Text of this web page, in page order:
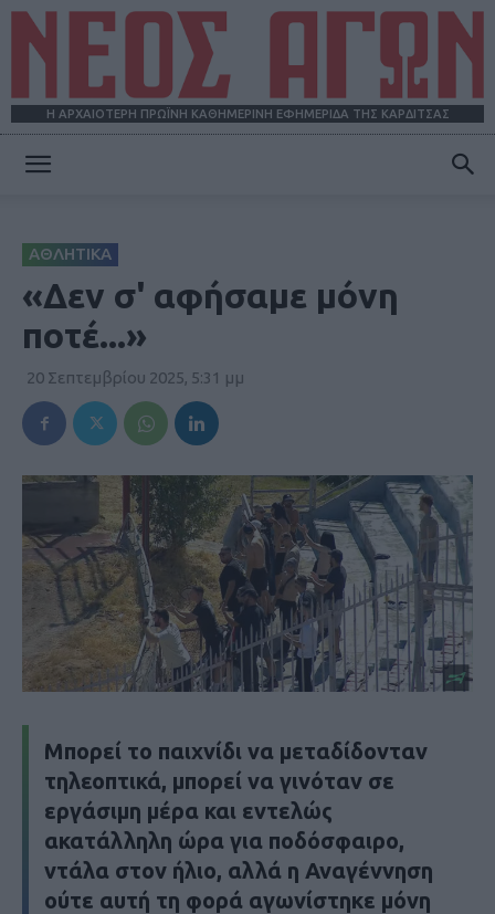
Η ΑΡΧΑΙΟΤΕΡΗ ΠΡΩΪΝΗ ΚΑΘΗΜΕΡΙΝΗ ΕΦΗΜΕΡΙΔΑ ΤΗΣ ΚΑΡΔΙΤΣΑΣ
ΑΘΛΗΤΙΚΑ
«Δεν σ' αφήσαμε μόνη
ποτέ...»
20 Σεπτεμβρίου 2025, 5:31 μμ
Μπορεί το παιχνίδι να μεταδίδονταν
τηλεοπτικά, μπορεί να γινόταν σε
εργάσιμη μέρα και εντελώς
ακατάλληλη ώρα για ποδόσφαιρο,
ντάλα στον ήλιο, αλλά η Αναγέννηση
ούτε αυτή τη φορά αγωνίστηκε μόνη